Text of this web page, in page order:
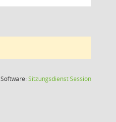
Software:SitzungsdienstSession(Wird in